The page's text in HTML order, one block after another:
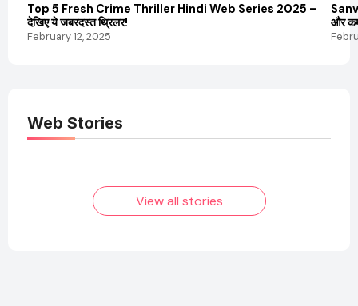
Top 5 Fresh Crime Thriller Hindi Web Series 2025 –
देखिए ये जबरदस्त थ्रिलर!
February 12, 2025
और
Web Stories
Elvish Yadav: एक
आम लड़के से यूट्यूबर
फिल्मों का जादू और उनका
View all stories